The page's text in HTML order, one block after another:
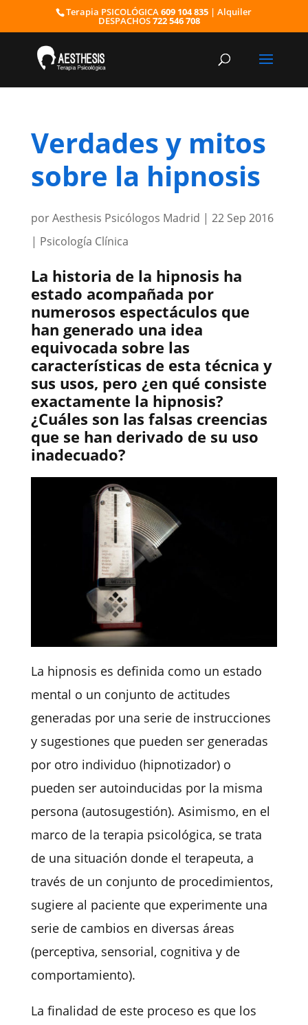
Terapia PSICOLÓGICA609 104 835 | Alquiler
DESPACHOS722 546 708
Verdades y mitos
sobre la hipnosis
porAesthesis Psicólogos Madrid | 22 Sep 2016
| Psicología Clínica
La historia de la hipnosis ha
estado acompañada por
numerosos espectáculos que
han generado una idea
equivocada sobre las
características de esta técnica y
sus usos, pero ¿en qué consiste
exactamente la hipnosis?
¿Cuáles son las falsas creencias
que se han derivado de su uso
inadecuado?
La hipnosis es definida como un estado
mental o un conjunto de actitudes
generadas por una serie de instrucciones
y sugestiones que pueden ser generadas
por otro individuo (hipnotizador) o
pueden ser autoinducidas por la misma
persona (autosugestión). Asimismo, en el
marco de la terapia psicológica, se trata
de una situación donde el terapeuta, a
través de un conjunto de procedimientos,
sugiere al paciente que experimente una
seriede cambios en diversas áreas
(perceptiva, sensorial, cognitiva y de
comportamiento).
La finalidad de este proceso es que los